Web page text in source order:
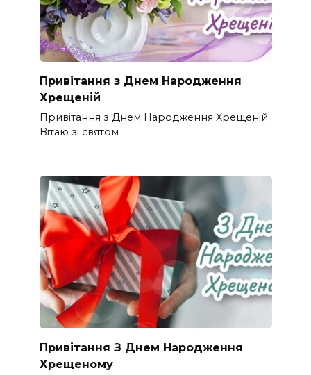
Привітання з Днем Народження
Хрещеній
Привітання з Днем Народження Хрещеній
Вітаю зі святом
Привітання З Днем Народження
Хрещеному